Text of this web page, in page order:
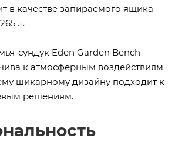
в качестве запираемого ящика
л.
сундук Eden Garden Bench
к атмосферным воздействиям
шикарному дизайну подходит к
решениям.